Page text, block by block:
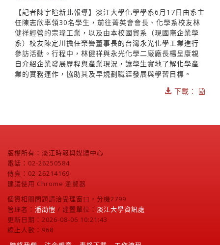
【記者陳宇暄新北報導】淡江大學化學學系6月17日由系主
任陳志欣率領30名學生，前往菁英會會長、化學系校友林
健祥經營的宗瑋工業，以及由本校國貿系（現國際企業學
系）校友陳定川擔任榮譽董事長的台灣永光化學工業進行
參訪活動。行程中，林健祥與永光化學二廠廠長楊呈康親
自介紹企業發展歷程與產業現況，讓學生實地了解化學產
業的實務運作，協助其及早規劃職涯發展與學習目標。
下載：
版權所有：淡江時報與媒體中心
電話：02-26250584
傳真：02-26214169
建議使用 Chrome 瀏覽器
個資相關問題請洽受理窗口，分機2799
管理者： 潘劭愷 / 建置單位： 淡江大學資訊處
更新日期：2026-08-06 10:21:43
線上人數：968